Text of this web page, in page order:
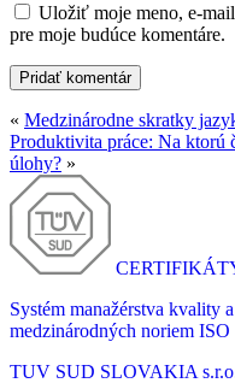
Uložiť moje meno, e-
pre moje budúce komentáre.
« Medzinárodne skratky
Produktivita práce: Na ktorú
úlohy? »
Systém manažérstva kvality
medzinárodných noriem
TUV SUD SLOVAKIA